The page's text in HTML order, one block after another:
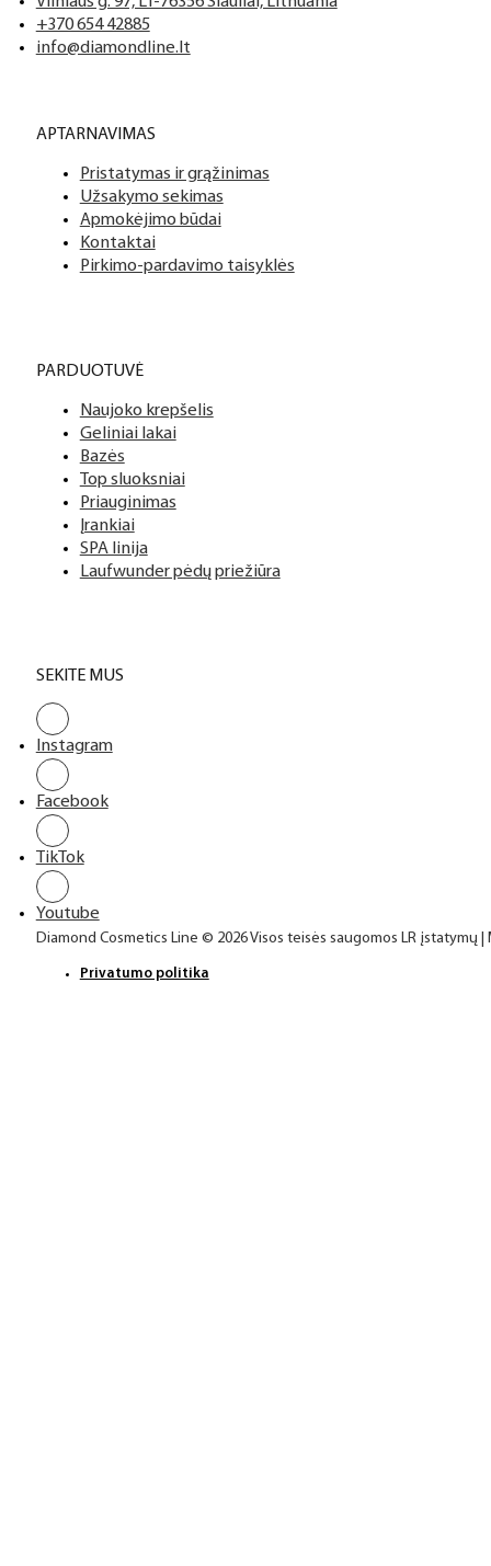
+370 654 42885
info@diamondline.lt
APTARNAVIMAS
Pristatymas ir grąžinimas
Užsakymo sekimas
Apmokėjimo būdai
Kontaktai
Pirkimo-pardavimo taisyklės
PARDUOTUVĖ
Naujoko krepšelis
Geliniai lakai
Bazės
Top sluoksniai
Priauginimas
Įrankiai
SPA linija
Laufwunder pėdų priežiūra
SEKITE MUS
Instagram
Facebook
TikTok
Youtube
Diamond Cosmetics Line © 2026 Visos teisės saugomos LR įstatymų
Privatumo politika